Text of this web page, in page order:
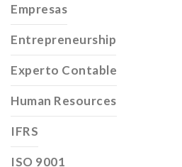
Empresas
Entrepreneurship
Experto Contable
Human Resources
IFRS
ISO 9001